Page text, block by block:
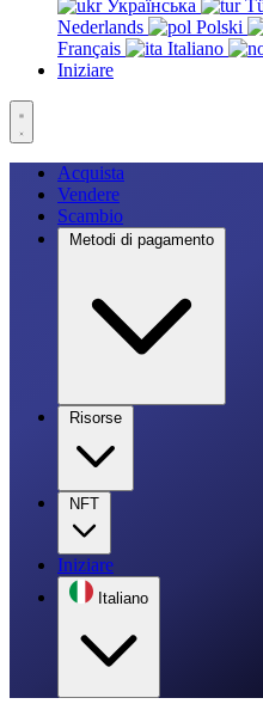
Українська
Nederlands
Polski
Français
Italiano
Iniziare
Acquista
Vendere
Scambio
Metodi di pagamento
Risorse
NFT
Iniziare
Italiano